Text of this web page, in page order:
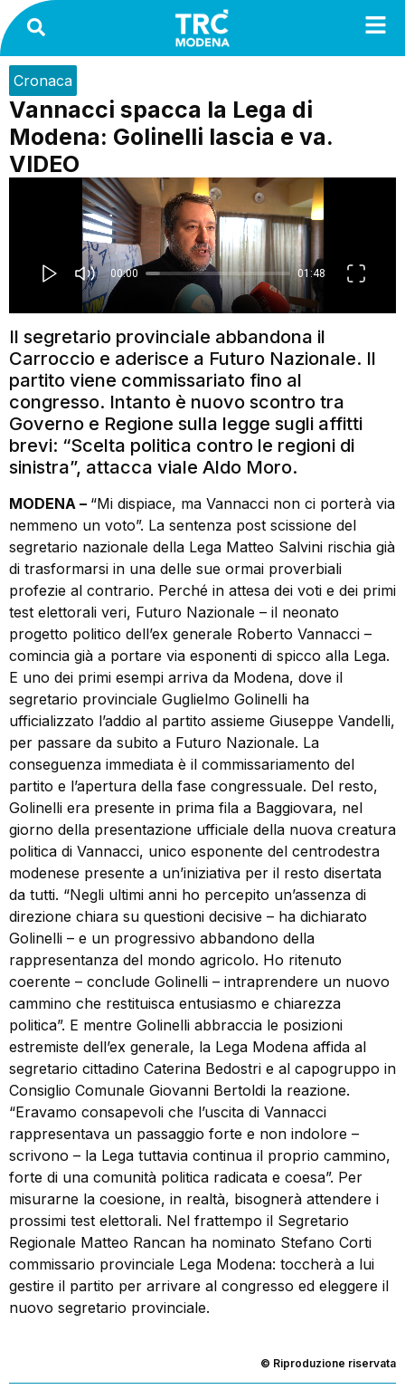
Cronaca
Vannacci spacca la Lega di
Modena: Golinelli lascia e va.
VIDEO
Il segretario provinciale abbandona il
Carroccio e aderisce a Futuro Nazionale. Il
partito viene commissariato fino al
congresso. Intanto è nuovo scontro tra
Governo e Regione sulla legge sugli affitti
brevi: “Scelta politica contro le regioni di
sinistra”, attacca viale Aldo Moro.
MODENA – “Mi dispiace, ma Vannacci non ci porterà via
nemmeno un voto”. La sentenza post scissione del
segretario nazionale della Lega Matteo Salvini rischia già
di trasformarsi in una delle sue ormai proverbiali
profezie al contrario. Perché in attesa dei voti e dei primi
test elettorali veri, Futuro Nazionale – il neonato
progetto politico dell’ex generale Roberto Vannacci –
comincia già a portare via esponenti di spicco alla Lega.
E uno dei primi esempi arriva da Modena, dove il
segretario provinciale Guglielmo Golinelli ha
ufficializzato l’addio al partito assieme Giuseppe Vandelli,
per passare da subito a Futuro Nazionale. La
conseguenza immediata è il commissariamento del
partito e l’apertura della fase congressuale. Del resto,
Golinelli era presente in prima fila a Baggiovara, nel
giorno della presentazione ufficiale della nuova creatura
politica di Vannacci, unico esponente del centrodestra
modenese presente a un’iniziativa per il resto disertata
da tutti. “Negli ultimi anni ho percepito un’assenza di
direzione chiara su questioni decisive – ha dichiarato
Golinelli – e un progressivo abbandono della
rappresentanza del mondo agricolo. Ho ritenuto
coerente – conclude Golinelli – intraprendere un nuovo
cammino che restituisca entusiasmo e chiarezza
politica”. E mentre Golinelli abbraccia le posizioni
estremiste dell’ex generale, la Lega Modena affida al
segretario cittadino Caterina Bedostri e al capogruppo in
Consiglio Comunale Giovanni Bertoldi la reazione.
“Eravamo consapevoli che l’uscita di Vannacci
rappresentava un passaggio forte e non indolore –
scrivono – la Lega tuttavia continua il proprio cammino,
forte di una comunità politica radicata e coesa”. Per
misurarne la coesione, in realtà, bisognerà attendere i
prossimi test elettorali. Nel frattempo il Segretario
Regionale Matteo Rancan ha nominato Stefano Corti
commissario provinciale Lega Modena: toccherà a lui
gestire il partito per arrivare al congresso ed eleggere il
nuovo segretario provinciale.
© Riproduzione riservata